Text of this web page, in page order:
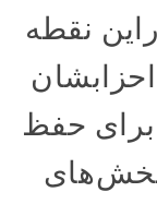
نقطه
برای حفظ
بخش‌های